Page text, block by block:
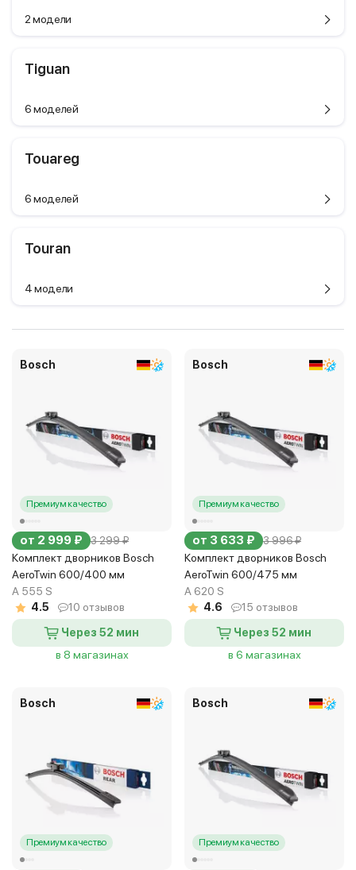
2 модели
Tiguan
6 моделей
Touareg
6 моделей
Touran
4 модели
Bosch
Премиум качество
от 2 999 ₽ 3 299 ₽
Комплект дворников Bosch
AeroTwin 600/400 мм
A 555 S
4.5
10 отзывов
Через 52 мин
в 8 магазинах
Bosch
Премиум качество
от 3 633 ₽ 3 996 ₽
Комплект дворников Bosch
AeroTwin 600/475 мм
A 620 S
4.6
15 отзывов
Через 52 мин
в 6 магазинах
Bosch
Премиум качество
Bosch
Премиум качество